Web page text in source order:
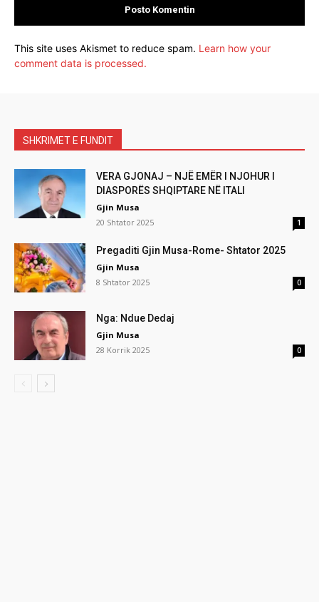
This site uses Akismet to reduce spam. Learn how your
comment data is processed.
SHKRIMET E FUNDIT
VERA GJONAJ – NJË EMËR I NJOHUR I
DIASPORËS SHQIPTARE NË ITALI
Gjin Musa
20 Shtator 2025
1
Pregaditi Gjin Musa-Rome- Shtator 2025
Gjin Musa
8 Shtator 2025
0
Nga: Ndue Dedaj
Gjin Musa
28 Korrik 2025
0